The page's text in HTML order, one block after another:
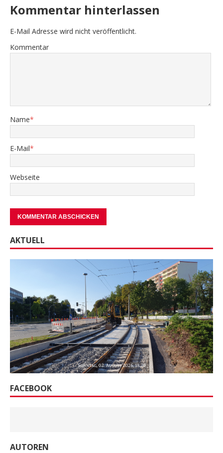
Kommentar hinterlassen
E-Mail Adresse wird nicht veröffentlicht.
Kommentar
Name*
E-Mail*
Webseite
AKTUELL
FACEBOOK
AUTOREN